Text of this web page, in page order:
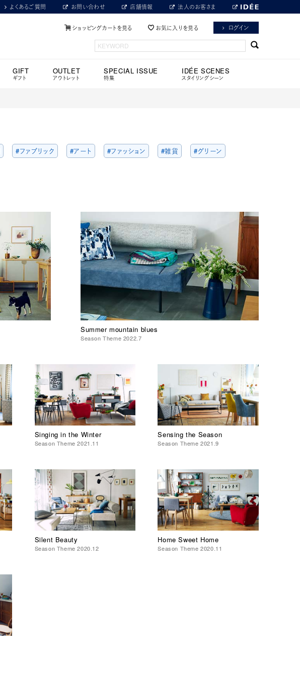
よくあるご質問 お問い合わせ 店舗情報 法人のお客さま
ショッピングカートを見る お気に入りを見る ログイン
GIFT
ギフト
OUTLET
アウトレット
SPECIAL ISSUE
特集
IDÉE SCENES
スタイリングシーン
#ファブリック #アート #ファッション #雑貨 #グリーン
Summer mountain blues
Season Theme 2022.7
Singing in the Winter
Season Theme 2021.11
Sensing the Season
Season Theme 2021.9
Silent Beauty
Season Theme 2020.12
Home Sweet Home
Season Theme 2020.11